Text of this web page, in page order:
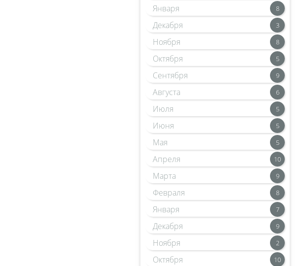
Января 8
Декабря 3
Ноября 8
Октября 5
Сентября 9
Августа 6
Июля 5
Июня 5
Мая 5
Апреля 10
Марта 9
Февраля 8
Января 7
Декабря 9
Ноября 2
Октября 10